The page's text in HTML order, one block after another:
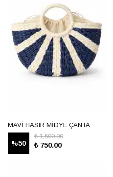
MAVİ HASIR MİDYE ÇANTA
%50
₺ 1,500.00
₺ 750.00